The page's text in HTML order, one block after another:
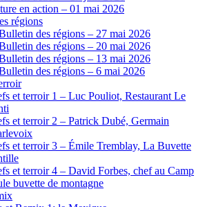
en action – 01 mai 2026
régions
des régions – 27 mai 2026
des régions – 20 mai 2026
des régions – 13 mai 2026
des régions – 6 mai 2026
et terroir 1 – Luc Pouliot, Restaurant Le
et terroir 2 – Patrick Dubé, Germain
et terroir 3 – Émile Tremblay, La Buvette
et terroir 4 – David Forbes, chef au Camp
buvette de montagne